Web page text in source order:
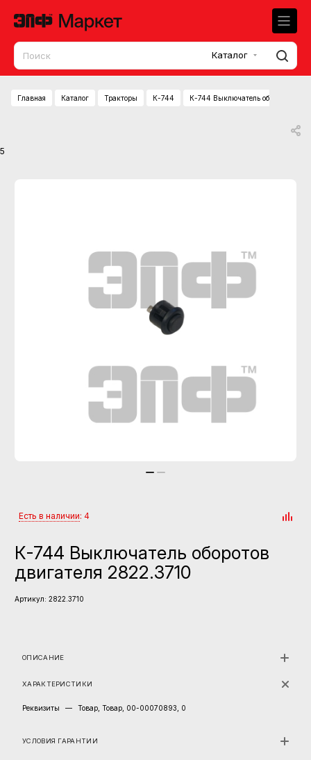
Каталог
Главная Каталог Тракторы К-744 К-744 Выключатель оборотов
5
Есть в наличии: 4
К-744 Выключатель оборотов
двигателя 2822.3710
Артикул: 2822.3710
ОПИСАНИЕ
ХАРАКТЕРИСТИКИ
Реквизиты — Товар, Товар, 00-00070893, 0
УСЛОВИЯ ГАРАНТИИ